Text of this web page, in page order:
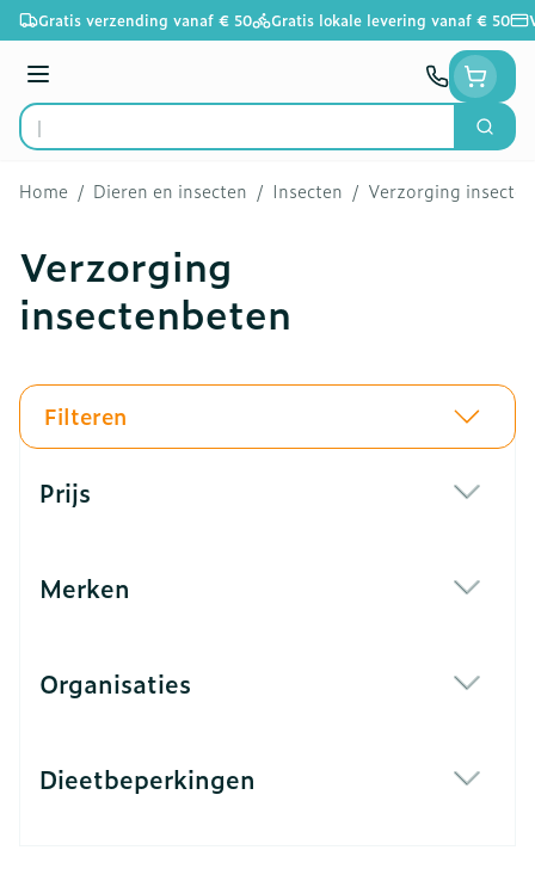
Ga naar de inhoud
Gratis verzending vanaf € 50 Gratis lokale levering vanaf € 50
Menu
Product, merk, categorie...
Zoek
Home / Dieren en insecten / Insecten / Verzorging
Verzorging
insectenbeten
Filteren
Prijs
Merken
Organisaties
Dieetbeperkingen